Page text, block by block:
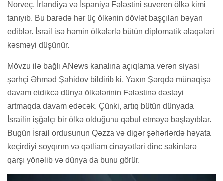
Norveç, İrlandiya və İspaniya Fələstini suveren ölkə kimi
tanıyıb. Bu barədə hər üç ölkənin dövlət başçıları bəyan
ediblər. İsrail isə həmin ölkələrlə bütün diplomatik əlaqələri
kəsməyi düşünür.
Mövzu ilə bağlı ANews kanalına açıqlama verən siyasi
şərhçi Əhməd Şahidov bildirib ki, Yaxın Şərqdə münaqişə
davam etdikcə dünya ölkələrinin Fələstinə dəstəyi
artmaqda davam edəcək. Çünki, artıq bütün dünyada
İsrailin işğalçı bir ölkə olduğunu qəbul etməyə başlayıblar.
Bugün İsrail ordusunun Qəzza və digər şəhərlərdə həyata
keçirdiyi soyqırım və qətliam cinayətləri dinc sakinlərə
qarşı yönəlib və dünya da bunu görür.